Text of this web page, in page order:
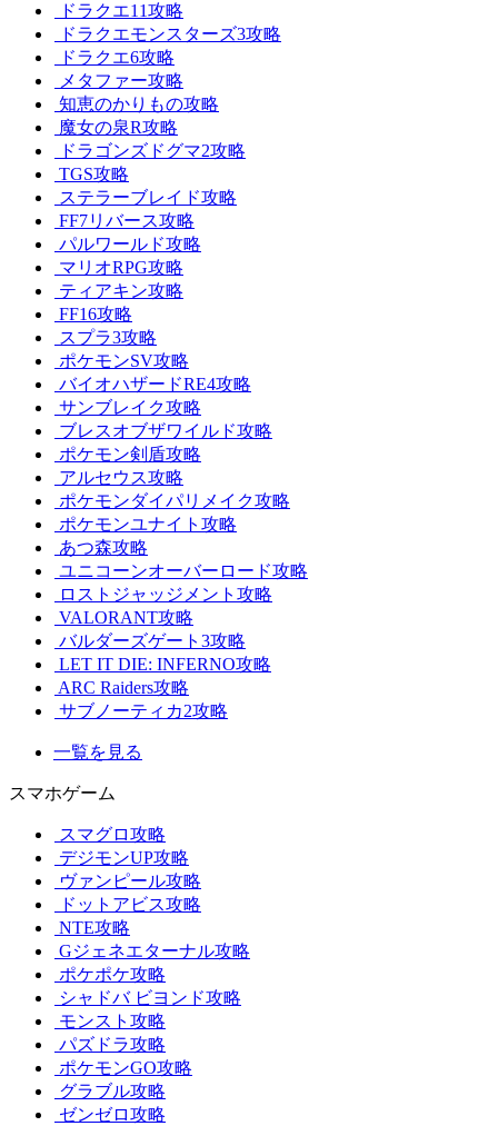
ドラクエ11攻略
ドラクエモンスターズ3攻略
ドラクエ6攻略
メタファー攻略
知恵のかりもの攻略
魔女の泉R攻略
ドラゴンズドグマ2攻略
TGS攻略
ステラーブレイド攻略
FF7リバース攻略
パルワールド攻略
マリオRPG攻略
ティアキン攻略
FF16攻略
スプラ3攻略
ポケモンSV攻略
バイオハザードRE4攻略
サンブレイク攻略
ブレスオブザワイルド攻略
ポケモン剣盾攻略
アルセウス攻略
ポケモンダイパリメイク攻略
ポケモンユナイト攻略
あつ森攻略
ユニコーンオーバーロード攻略
ロストジャッジメント攻略
VALORANT攻略
バルダーズゲート3攻略
LET IT DIE: INFERNO攻略
ARC Raiders攻略
サブノーティカ2攻略
一覧を見る
スマホゲーム
スマグロ攻略
デジモンUP攻略
ヴァンピール攻略
ドットアビス攻略
NTE攻略
Gジェネエターナル攻略
ポケポケ攻略
シャドバ ビヨンド攻略
モンスト攻略
パズドラ攻略
ポケモンGO攻略
グラブル攻略
ゼンゼロ攻略